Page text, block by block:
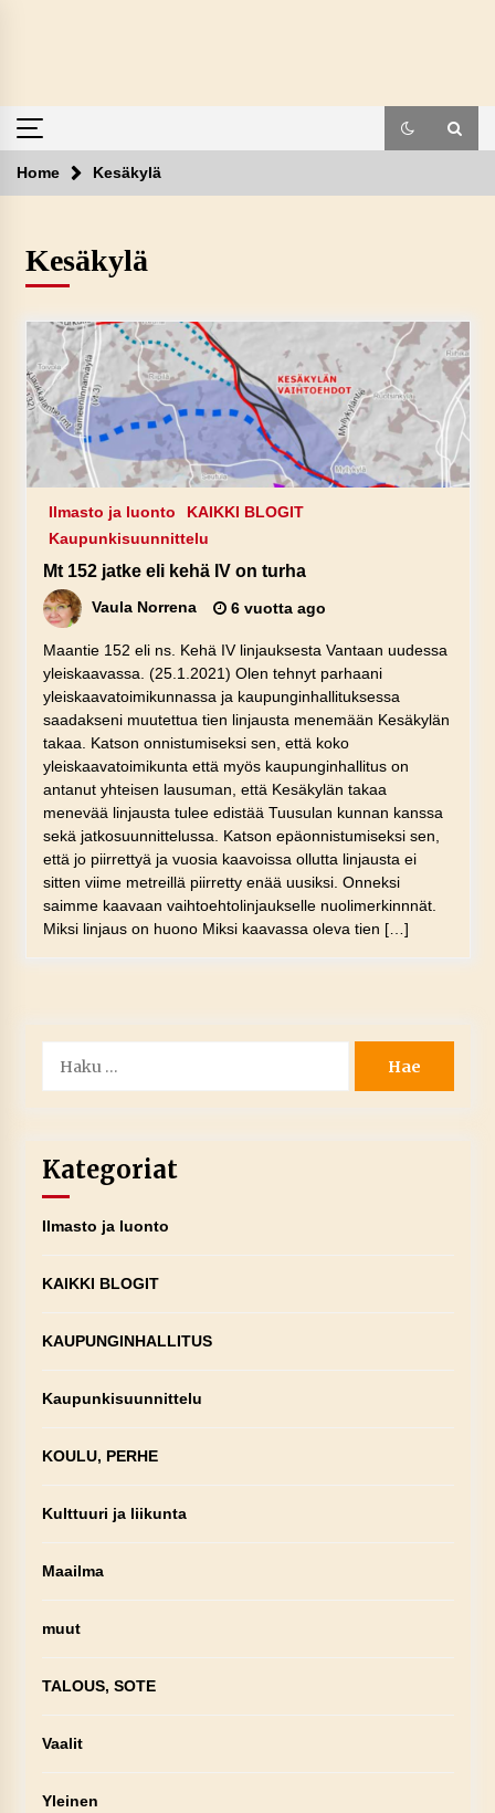
Home Kesäkylä
Kesäkylä
Ilmasto ja luonto
KAIKKI BLOGIT
Kaupunkisuunnittelu
Mt 152 jatke eli kehä IV on turha
Vaula Norrena 6 vuotta ago
Maantie 152 eli ns. Kehä IV linjauksesta Vantaan uudessa
yleiskaavassa. (25.1.2021) Olen tehnyt parhaani
yleiskaavatoimikunnassa ja kaupunginhallituksessa
saadakseni muutettua tien linjausta menemään Kesäkylän
takaa. Katson onnistumiseksi sen, että koko
yleiskaavatoimikunta että myös kaupunginhallitus on
antanut yhteisen lausuman, että Kesäkylän takaa
menevää linjausta tulee edistää Tuusulan kunnan kanssa
sekä jatkosuunnittelussa. Katson epäonnistumiseksi sen,
että jo piirrettyä ja vuosia kaavoissa ollutta linjausta ei
sitten viime metreillä piirretty enää uusiksi. Onneksi
saimme kaavaan vaihtoehtolinjaukselle nuolimerkinnnät.
Miksi linjaus on huono Miksi kaavassa oleva tien […]
Kategoriat
Ilmasto ja luonto
KAIKKI BLOGIT
KAUPUNGINHALLITUS
Kaupunkisuunnittelu
KOULU, PERHE
Kulttuuri ja liikunta
Maailma
muut
TALOUS, SOTE
Vaalit
Yleinen